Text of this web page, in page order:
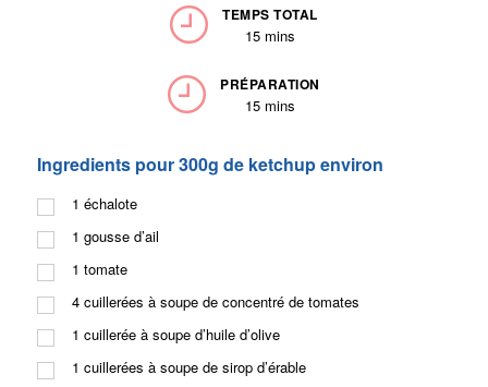
TEMPS TOTAL
15 mins
PRÉPARATION
15 mins
Ingredients pour 300g de ketchup environ
1 échalote
1 gousse d’ail
1 tomate
4 cuillerées à soupe de concentré de tomates
1 cuillerée à soupe d’huile d’olive
1 cuillerées à soupe de sirop d’érable